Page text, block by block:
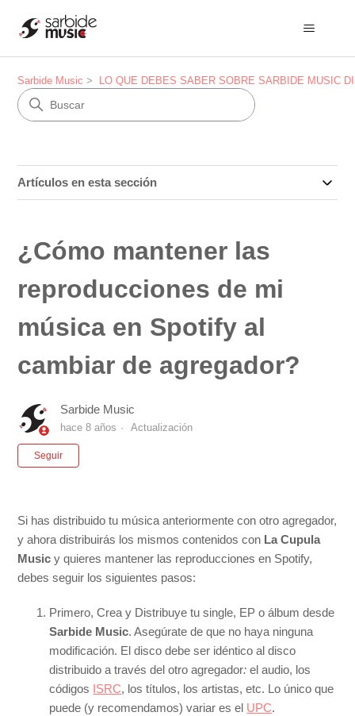
Sarbide Music LO QUE DEBES SABER SOBRE SARBIDE MUSIC
Artículos en esta sección
¿Cómo mantener las
reproducciones de mi
música en Spotify al
cambiar de agregador?
Sarbide Music
hace 8 años Actualización
Seguir
Si has distribuido tu música anteriormente con otro agregador,
y ahora distribuirás los mismos contenidos con La Cupula
Music y quieres mantener las reproducciones en Spotify,
debes seguir los siguientes pasos:
Primero, Crea y Distribuye tu single, EP o álbum desde
Sarbide Music. Asegúrate de que no haya ninguna
modificación. El disco debe ser idéntico al disco
distribuido a través del otro agregador:el audio, los
códigos ISRC, los títulos, los artistas, etc. Lo único que
puede (y recomendamos) variar es el UPC.